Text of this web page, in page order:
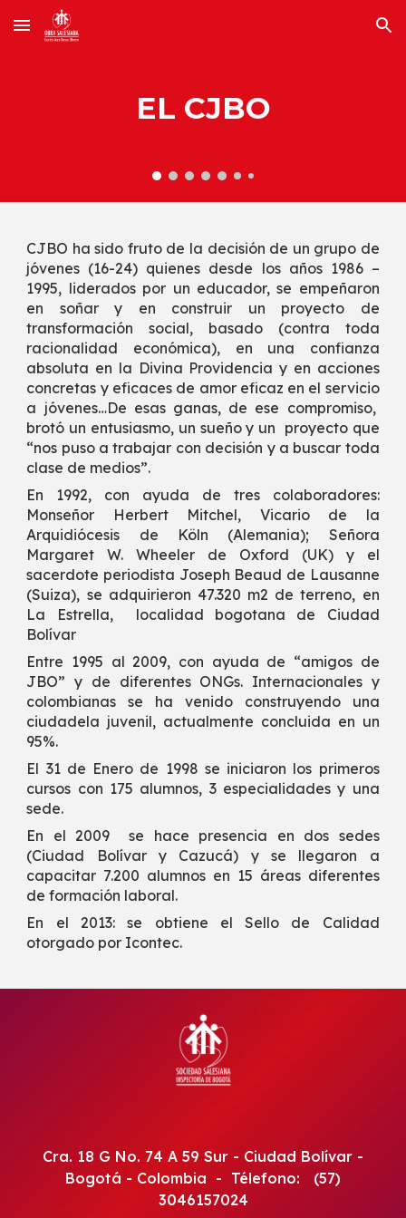
Skip to main content Skip to navigation
EL CJBO
CJBO ha sido fruto de la decisión de un grupo de
jóvenes (16-24) quienes desde los años 1986 –
1995, liderados por un educador, se empeñaron
en soñar y en construir un proyecto de
transformación social, basado (contra toda
racionalidad económica), en una confianza
absoluta en la Divina Providencia y en acciones
concretas y eficaces de amor eficaz en el servicio
a jóvenes…De esas ganas, de ese compromiso,
brotó un entusiasmo, un sueño y un proyecto que
“nos puso a trabajar con decisión y a buscar toda
clase de medios”.
En 1992, con ayuda de tres colaboradores:
Monseñor Herbert Mitchel, Vicario de la
Arquidiócesis de Köln (Alemania); Señora
Margaret W. Wheeler de Oxford (UK) y el
sacerdote periodista Joseph Beaud de Lausanne
(Suiza), se adquirieron 47.320 m2 de terreno, en
La Estrella, localidad bogotana de Ciudad
Bolívar
Entre 1995 al 2009, con ayuda de “amigos de
JBO” y de diferentes ONGs. Internacionales y
colombianas se ha venido construyendo una
ciudadela juvenil, actualmente concluida en un
95%.
El 31 de Enero de 1998 se iniciaron los primeros
cursos con 175 alumnos, 3 especialidades y una
sede.
En el 2009 se hace presencia en dos sedes
(Ciudad Bolívar y Cazucá) y se llegaron a
capacitar 7.200 alumnos en 15 áreas diferentes
de formación laboral.
En el 2013: se obtiene el Sello de Calidad
otorgado por Icontec.
Cra. 18 G No. 74 A 59 Sur - Ciudad Bolívar -
Bogotá - Colombia - Télefono: (57)
3046157024